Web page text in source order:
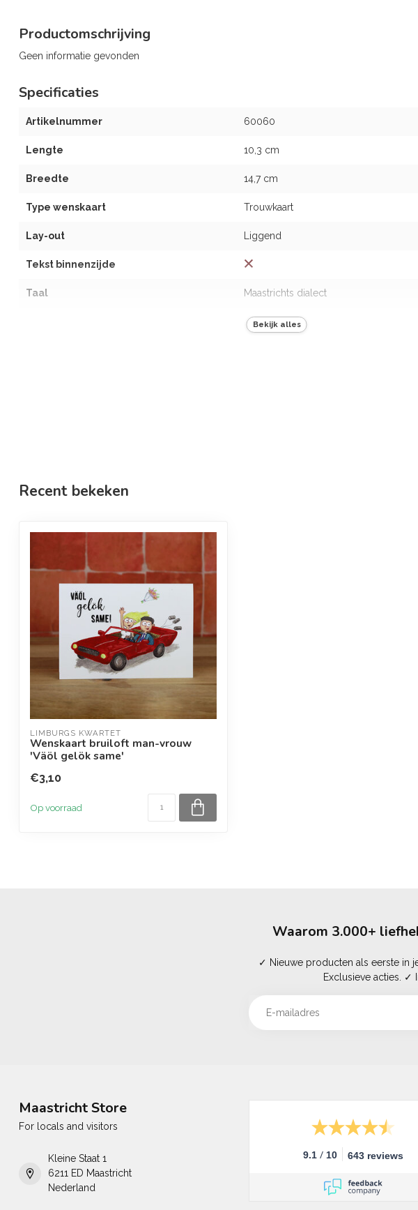
Productomschrijving
Geen informatie gevonden
Specificaties
Artikelnummer 60060
Lengte 10,3 cm
Breedte 14,7 cm
Type wenskaart Trouwkaart
Lay-out Liggend
Tekst binnenzijde
Taal Maastrichts dialect
Bekijk alles
Recent bekeken
LIMBURGS KWARTET
Wenskaart bruiloft man-vrouw
'Väöl gelök same'
€3,10
Op voorraad
Waarom 3.000+
✓ Nieuwe producten als eerste in
Exclusieve acties. ✓
Maastricht Store
For locals and visitors
Kleine Staat 1
6211 ED Maastricht
Nederland
9.1 / 10 643 reviews